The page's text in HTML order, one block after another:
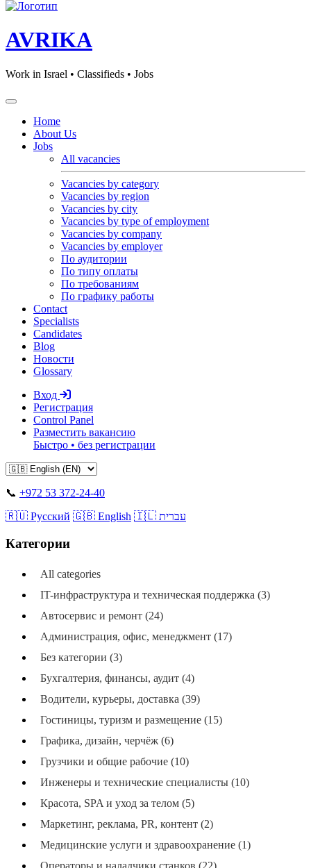
AVRIKA
Work in Israel • Classifieds • Jobs
Home
About Us
Jobs
All vacancies
Vacancies by category
Vacancies by region
Vacancies by city
Vacancies by type of employment
Vacancies by company
Vacancies by employer
По аудитории
По типу оплаты
По требованиям
По графику работы
Contact
Specialists
Candidates
Blog
Новости
Glossary
Вход
Регистрация
Control Panel
Разместить вакансию
Быстро • без регистрации
📞 +972 53 372-24-40
🇷🇺 Русский 🇬🇧 English 🇮🇱 עברית
Категории
All categories
IT-инфраструктура и техническая поддержка (3)
Автосервис и ремонт (24)
Администрация, офис, менеджмент (17)
Без категории (3)
Бухгалтерия, финансы, аудит (4)
Водители, курьеры, доставка (39)
Гостиницы, туризм и размещение (15)
Графика, дизайн, черчёж (6)
Грузчики и общие рабочие (10)
Инженеры и технические специалисты (10)
Красота, SPA и уход за телом (5)
Маркетинг, реклама, PR, контент (2)
Медицинские услуги и здравоохранение (1)